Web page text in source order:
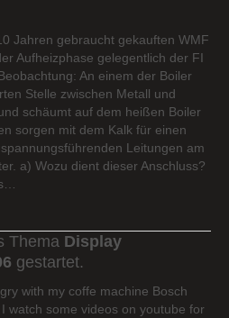
Jahren gebraucht gekauften WMF
Aufheizphase gelegentlich der FI
An einem der Boiler
Stelle zwischen Metall und
schäumt auf dem heißen Boiler
sorgen mit dem Kalk für einen
Leitungen am
a) Wozu dient dieser Anschluss?
Thema Display
gestartet.
with my coffe machine Bosch
watch some videos on youtube for